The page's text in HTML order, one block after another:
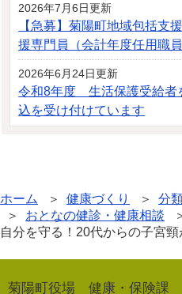
2026年7月6日更新
【急募】菊陽町地域包括支
援専門員（会計年度任用職
2026年6月24日更新
令和8年度 生活保護受給者
込を受け付けています
ホーム ＞ 健康づくり ＞ 分
＞ おとなの健診・健康相談
自分を守る！20代からの子宮頸
菊陽町役場 健康・保険課